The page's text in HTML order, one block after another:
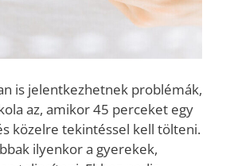
is jelentkezhetnek problémák,
az, amikor 45 perceket egy
közelre tekintéssel kell tölteni.
ilyenkor a gyerekek,